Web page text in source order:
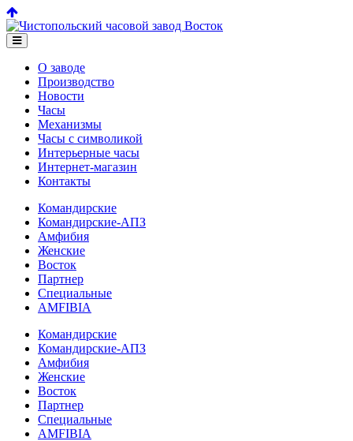
О заводе
Производство
Новости
Часы
Механизмы
Часы с символикой
Интерьерные часы
Интернет-магазин
Контакты
Командирские
Командирские-АПЗ
Амфибия
Женские
Восток
Партнер
Специальные
AMFIBIA
Командирские
Командирские-АПЗ
Амфибия
Женские
Восток
Партнер
Специальные
AMFIBIA